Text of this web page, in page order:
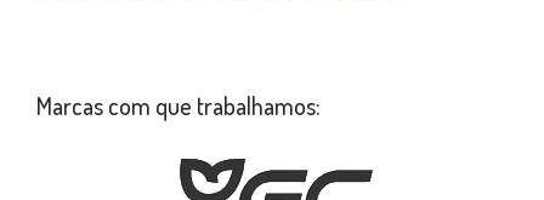
Marcas com que trabalhamos: